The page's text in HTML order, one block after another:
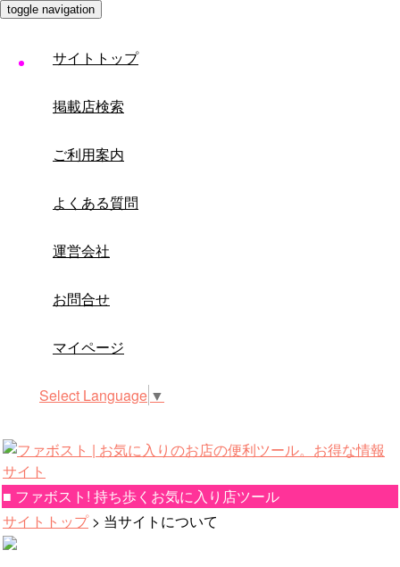
toggle navigation
サイトトップ
掲載店検索
ご利用案内
よくある質問
運営会社
お問合せ
マイページ
Select Language ▼
■ ファボスト! 持ち歩くお気に入り店ツール
サイトトップ> 当サイトについて